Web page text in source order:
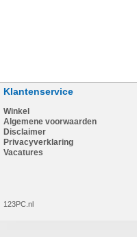
Klantenservice
Winkel
Algemene voorwaarden
Disclaimer
Privacyverklaring
Vacatures
123PC.nl